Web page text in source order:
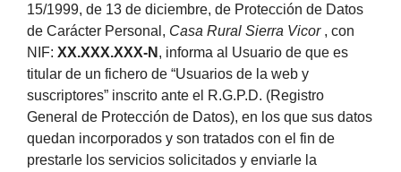
15/1999, de 13 de diciembre, de Protección de Datos
de Carácter Personal, Casa Rural Sierra Vicor, con
NIF: XX.XXX.XXX-N , informa al Usuario de que es
titular de un fichero de “Usuarios de la web y
suscriptores” inscrito ante el R.G.P.D. (Registro
General de Protección de Datos), en los que sus datos
quedan incorporados y son tratados con el fin de
prestarle los servicios solicitados y enviarle la